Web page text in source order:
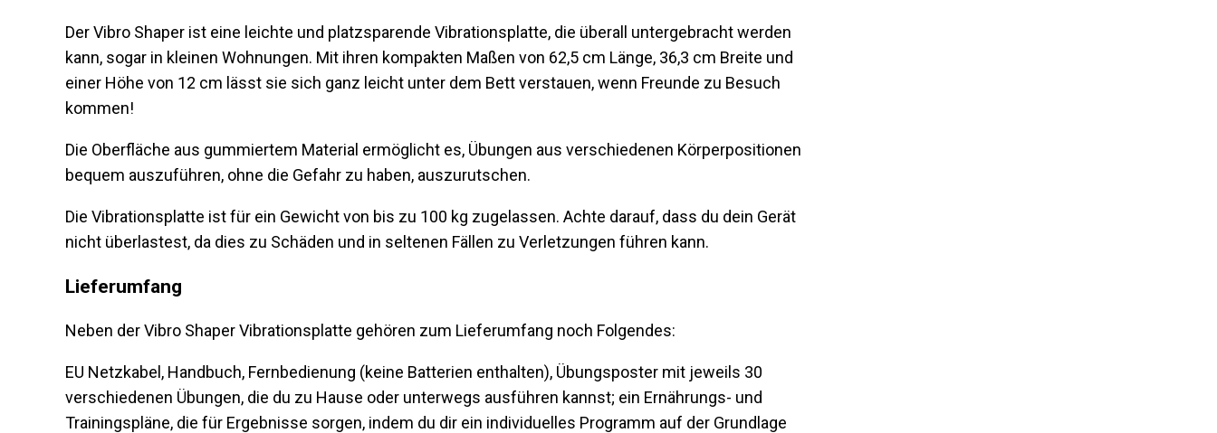
Der Vibro Shaper ist eine leichte und platzsparende Vibrationsplatte, die überall untergebracht werden
kann, sogar in kleinen Wohnungen. Mit ihren kompakten Maßen von 62,5 cm Länge, 36,3 cm Breite und
einer Höhe von 12 cm lässt sie sich ganz leicht unter dem Bett verstauen, wenn Freunde zu Besuch
kommen!
Die Oberfläche aus gummiertem Material ermöglicht es, Übungen aus verschiedenen Körperpositionen
bequem auszuführen, ohne die Gefahr zu haben, auszurutschen.
Die Vibrationsplatte ist für ein Gewicht von bis zu 100 kg zugelassen. Achte darauf, dass du dein Gerät
nicht überlastest, da dies zu Schäden und in seltenen Fällen zu Verletzungen führen kann.
Lieferumfang
Neben der Vibro Shaper Vibrationsplatte gehören zum Lieferumfang noch Folgendes:
EU Netzkabel, Handbuch, Fernbedienung (keine Batterien enthalten), Übungsposter mit jeweils 30
verschiedenen Übungen, die du zu Hause oder unterwegs ausführen kannst; ein Ernährungs- und
Trainingspläne, die für Ergebnisse sorgen, indem du dir ein individuelles Programm auf der Grundlage